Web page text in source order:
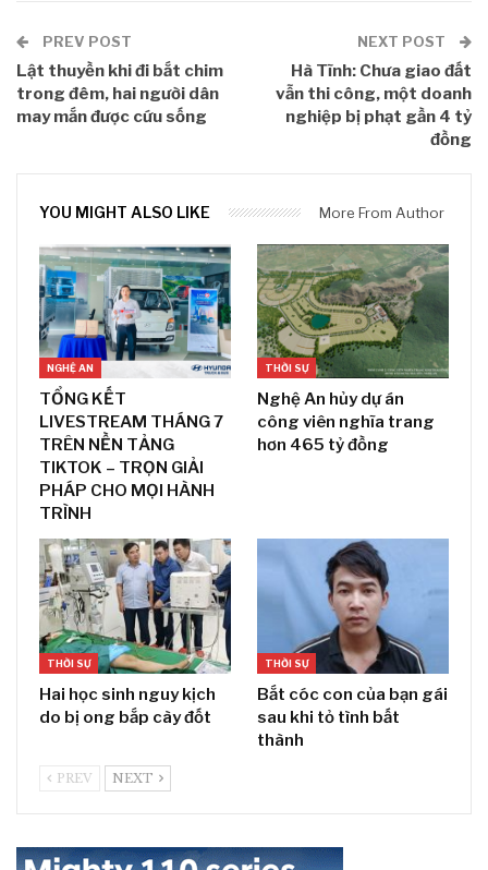
PREV POST
Lật thuyền khi đi bắt chim
trong đêm, hai người dân
may mắn được cứu sống
NEXT POST
Hà Tĩnh: Chưa giao đất
vẫn thi công, một doanh
nghiệp bị phạt gần 4 tỷ
đồng
YOU MIGHT ALSO LIKE More From Author
NGHỆ AN
TỔNG KẾT
LIVESTREAM THÁNG 7
TRÊN NỀN TẢNG
TIKTOK – TRỌN GIẢI
PHÁP CHO MỌI HÀNH
TRÌNH
THỜI SỰ
Nghệ An hủy dự án
công viên nghĩa trang
hơn 465 tỷ đồng
THỜI SỰ
Hai học sinh nguy kịch
do bị ong bắp cày đốt
THỜI SỰ
Bắt cóc con của bạn gái
sau khi tỏ tình bất
thành
PREV NEXT